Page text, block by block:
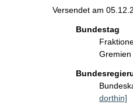
Versendet am
Bundestag
Gremien
dorthin]